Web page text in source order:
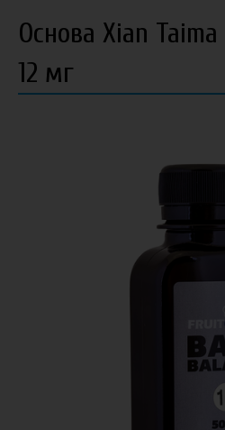
Основа Xian
12 мг